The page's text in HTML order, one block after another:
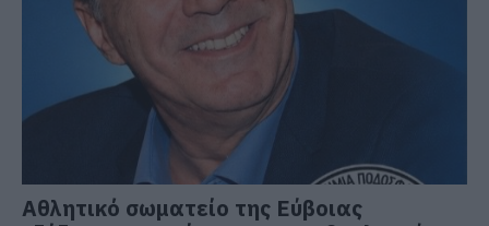
Αθλητικό σωματείο της Εύβοιας